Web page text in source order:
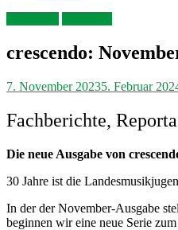
crescendo:
7. November 20235. Februar
Fachberichte,
Die neue Ausgabe von
30 Jahre ist die
In der der November-Ausgabe
beginnen wir eine neue Serie